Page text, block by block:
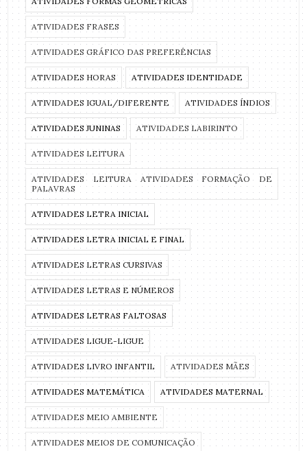
ATIVIDADES FRASES
ATIVIDADES GRÁFICO DAS PREFERÊNCIAS
ATIVIDADES HORAS ATIVIDADES IDENTIDADE
ATIVIDADES IGUAL/DIFERENTE ATIVIDADES ÍNDIOS
ATIVIDADES JUNINAS ATIVIDADES LABIRINTO
ATIVIDADES LEITURA
ATIVIDADES LEITURA ATIVIDADES FORMAÇÃO DE
PALAVRAS
ATIVIDADES LETRA INICIAL
ATIVIDADES LETRA INICIAL E FINAL
ATIVIDADES LETRAS CURSIVAS
ATIVIDADES LETRAS E NÚMEROS
ATIVIDADES LETRAS FALTOSAS
ATIVIDADES LIGUE-LIGUE
ATIVIDADES LIVRO INFANTIL ATIVIDADES MÃES
ATIVIDADES MATEMÁTICA ATIVIDADES MATERNAL
ATIVIDADES MEIO AMBIENTE
ATIVIDADES MEIOS DE COMUNICAÇÃO